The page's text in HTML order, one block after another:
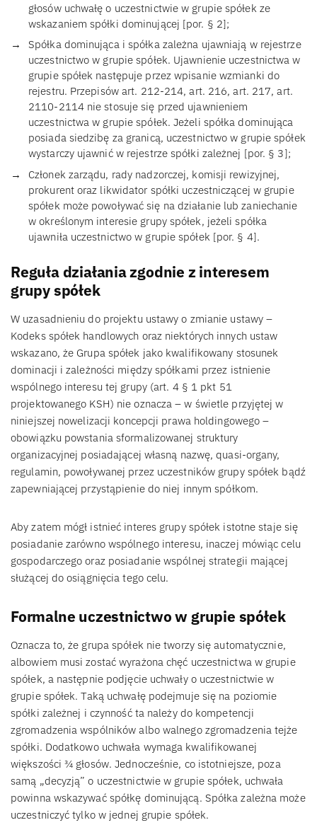
głosów uchwałę o uczestnictwie w grupie spółek ze
wskazaniem spółki dominującej [por. § 2];
Spółka dominująca i spółka zależna ujawniają w rejestrze
uczestnictwo w grupie spółek. Ujawnienie uczestnictwa w
grupie spółek następuje przez wpisanie wzmianki do
rejestru. Przepisów art. 212-214, art. 216, art. 217, art.
2110-2114 nie stosuje się przed ujawnieniem
uczestnictwa w grupie spółek. Jeżeli spółka dominująca
posiada siedzibę za granicą, uczestnictwo w grupie spółek
wystarczy ujawnić w rejestrze spółki zależnej [por. § 3];
Członek zarządu, rady nadzorczej, komisji rewizyjnej,
prokurent oraz likwidator spółki uczestniczącej w grupie
spółek może powoływać się na działanie lub zaniechanie
w określonym interesie grupy spółek, jeżeli spółka
ujawniła uczestnictwo w grupie spółek [por. § 4].
Reguła działania zgodnie z interesem
grupy spółek
W uzasadnieniu do projektu ustawy o zmianie ustawy –
Kodeks spółek handlowych oraz niektórych innych ustaw
wskazano, że Grupa spółek jako kwalifikowany stosunek
dominacji i zależności między spółkami przez istnienie
wspólnego interesu tej grupy (art. 4 § 1 pkt 51
projektowanego KSH) nie oznacza – w świetle przyjętej w
niniejszej nowelizacji koncepcji prawa holdingowego –
obowiązku powstania sformalizowanej struktury
organizacyjnej posiadającej własną nazwę, quasi-organy,
regulamin, powoływanej przez uczestników grupy spółek bądź
zapewniającej przystąpienie do niej innym spółkom.
Aby zatem mógł istnieć interes grupy spółek istotne staje się
posiadanie zarówno wspólnego interesu, inaczej mówiąc celu
gospodarczego oraz posiadanie wspólnej strategii mającej
służącej do osiągnięcia tego celu.
Formalne uczestnictwo w grupie spółek
Oznacza to, że grupa spółek nie tworzy się automatycznie,
albowiem musi zostać wyrażona chęć uczestnictwa w grupie
spółek, a następnie podjęcie uchwały o uczestnictwie w
grupie spółek. Taką uchwałę podejmuje się na poziomie
spółki zależnej i czynność ta należy do kompetencji
zgromadzenia wspólników albo walnego zgromadzenia tejże
spółki. Dodatkowo uchwała wymaga kwalifikowanej
większości ¾ głosów. Jednocześnie, co istotniejsze, poza
samą „decyzją” o uczestnictwie w grupie spółek, uchwała
powinna wskazywać spółkę dominującą. Spółka zależna może
uczestniczyć tylko w jednej grupie spółek.